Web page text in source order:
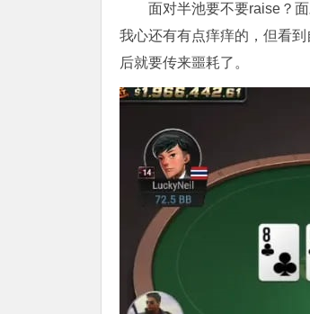
面对半池要不要raise？
我心还有有点痒痒的，但看
后就要传来噩耗了。